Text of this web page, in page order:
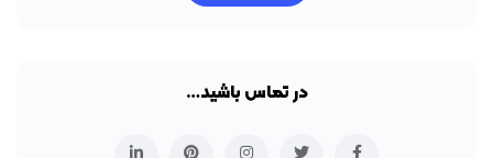
در تماس باشید…